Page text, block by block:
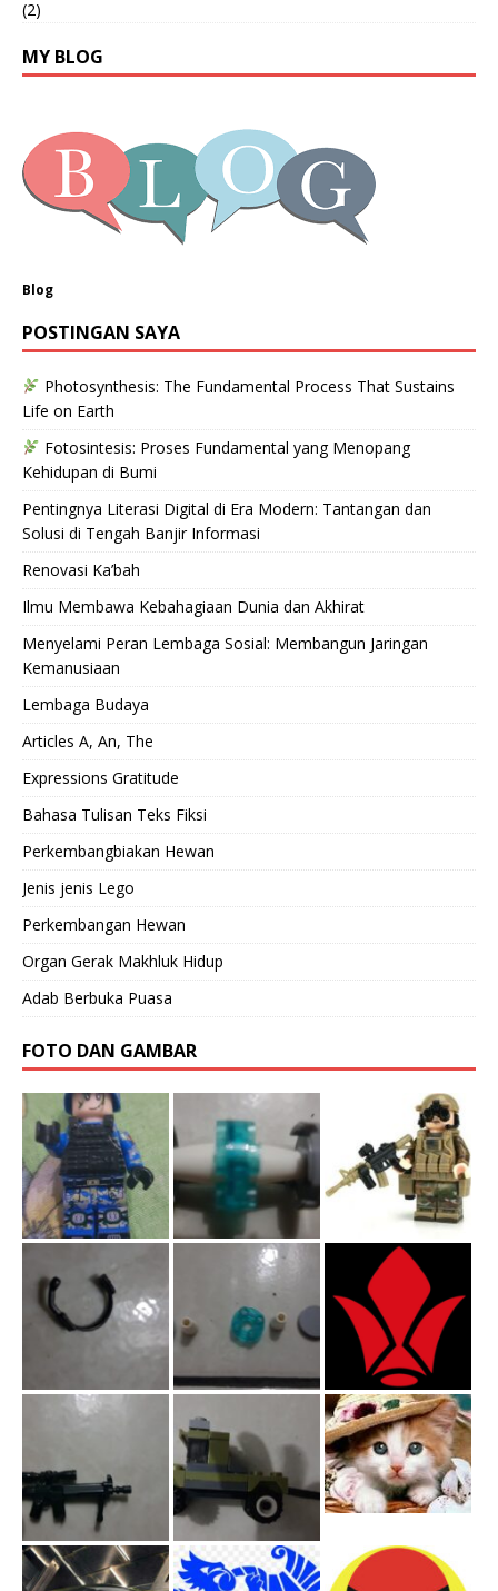
(2)
MY BLOG
Blog
POSTINGAN SAYA
Photosynthesis: The Fundamental Process That Sustains
Life on Earth
Fotosintesis: Proses Fundamental yang Menopang
Kehidupan di Bumi
Pentingnya Literasi Digital di Era Modern: Tantangan dan
Solusi di Tengah Banjir Informasi
Renovasi Ka’bah
Ilmu Membawa Kebahagiaan Dunia dan Akhirat
Menyelami Peran Lembaga Sosial: Membangun Jaringan
Kemanusiaan
Lembaga Budaya
Articles A, An, The
Expressions Gratitude
Bahasa Tulisan Teks Fiksi
Perkembangbiakan Hewan
Jenis jenis Lego
Perkembangan Hewan
Organ Gerak Makhluk Hidup
Adab Berbuka Puasa
FOTO DAN GAMBAR